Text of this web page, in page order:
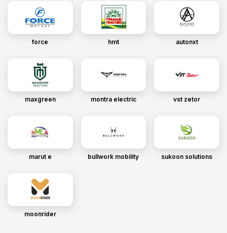
force hmt autonxt
maxgreen montra electric vst zetor
marut e bullwork mobility sukoon solutions
moonrider